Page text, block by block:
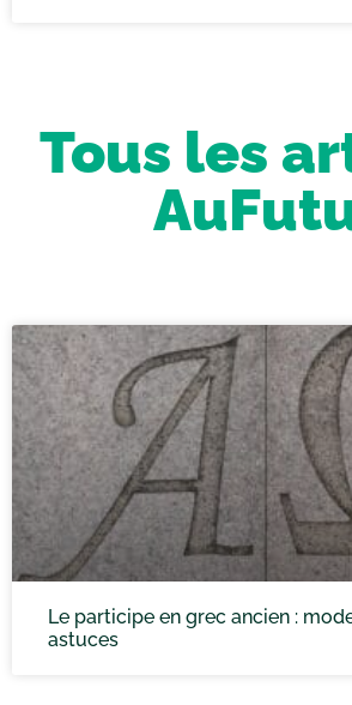
Tous les
Le participe en grec ancien :
astuces